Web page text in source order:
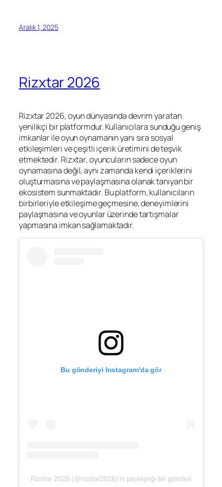
Aralık 1, 2025
Rizxtar 2026
Rizxtar 2026, oyun dünyasında devrim yaratan
yenilikçi bir platformdur. Kullanıcılara sunduğu geniş
imkanlar ile oyun oynamanın yanı sıra sosyal
etkileşimleri ve çeşitli içerik üretimini de teşvik
etmektedir. Rizxtar, oyuncuların sadece oyun
oynamasına değil, aynı zamanda kendi içeriklerini
oluşturmasına ve paylaşmasına olanak tanıyan bir
ekosistem sunmaktadır. Bu platform, kullanıcıların
birbirleriyle etkileşime geçmesine, deneyimlerini
paylaşmasına ve oyunlar üzerinde tartışmalar
yapmasına imkan sağlamaktadır.
Bu gönderiyi Instagram'da gör
Rizxtar 2026 (@rizxtar2026)'in paylaştığı bir gönderi